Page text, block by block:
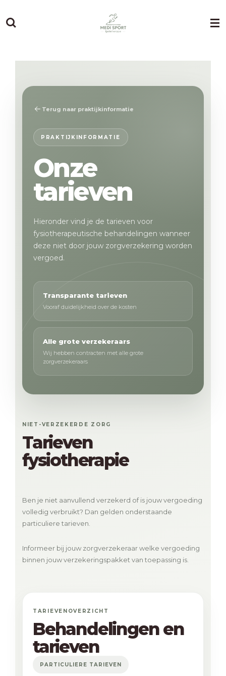
direct
Terug naar praktijkinformatie
PRAKTIJKINFORMATIE
Onze
tarieven
Hieronder vind je de tarieven voor
fysiotherapeutische behandelingen wanneer
deze niet door jouw zorgverzekering worden
vergoed.
Transparante tarieven
Vooraf duidelijkheid over de kosten
Alle grote verzekeraars
Wij hebben contracten met alle grote
zorgverzekeraars
NIET-VERZEKERDE ZORG
Tarieven
fysiotherapie
Ben je niet aanvullend verzekerd of is jouw vergoeding
volledig verbruikt? Dan gelden onderstaande
particuliere tarieven.
Informeer bij jouw zorgverzekeraar welke vergoeding
binnen jouw verzekeringspakket van toepassing is.
TARIEVENOVERZICHT
Behandelingen en
tarieven
PARTICULIERE TARIEVEN